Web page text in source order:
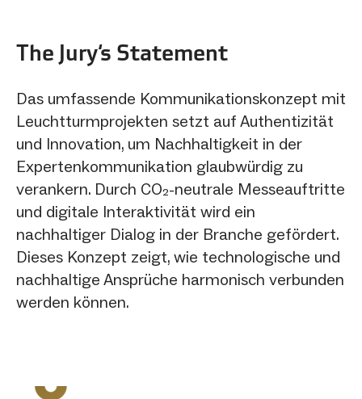
The Jury‘s Statement
Das umfassende Kommunikationskonzept mit
Leuchtturmprojekten setzt auf Authentizität
und Innovation, um Nachhaltigkeit in der
Expertenkommunikation glaubwürdig zu
verankern. Durch CO₂-neutrale Messeauftritte
und digitale Interaktivität wird ein
nachhaltiger Dialog in der Branche gefördert.
Dieses Konzept zeigt, wie technologische und
nachhaltige Ansprüche harmonisch verbunden
werden können.